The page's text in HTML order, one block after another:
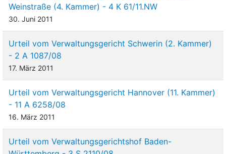
Weinstraße (4. Kammer) - 4 K 61/11.NW
30. Juni 2011
Urteil vom Verwaltungsgericht Schwerin (2. Kammer)
- 2 A 1087/08
17. März 2011
Urteil vom Verwaltungsgericht Hannover (11. Kammer)
- 11 A 6258/08
16. März 2011
Urteil vom Verwaltungsgerichtshof Baden-